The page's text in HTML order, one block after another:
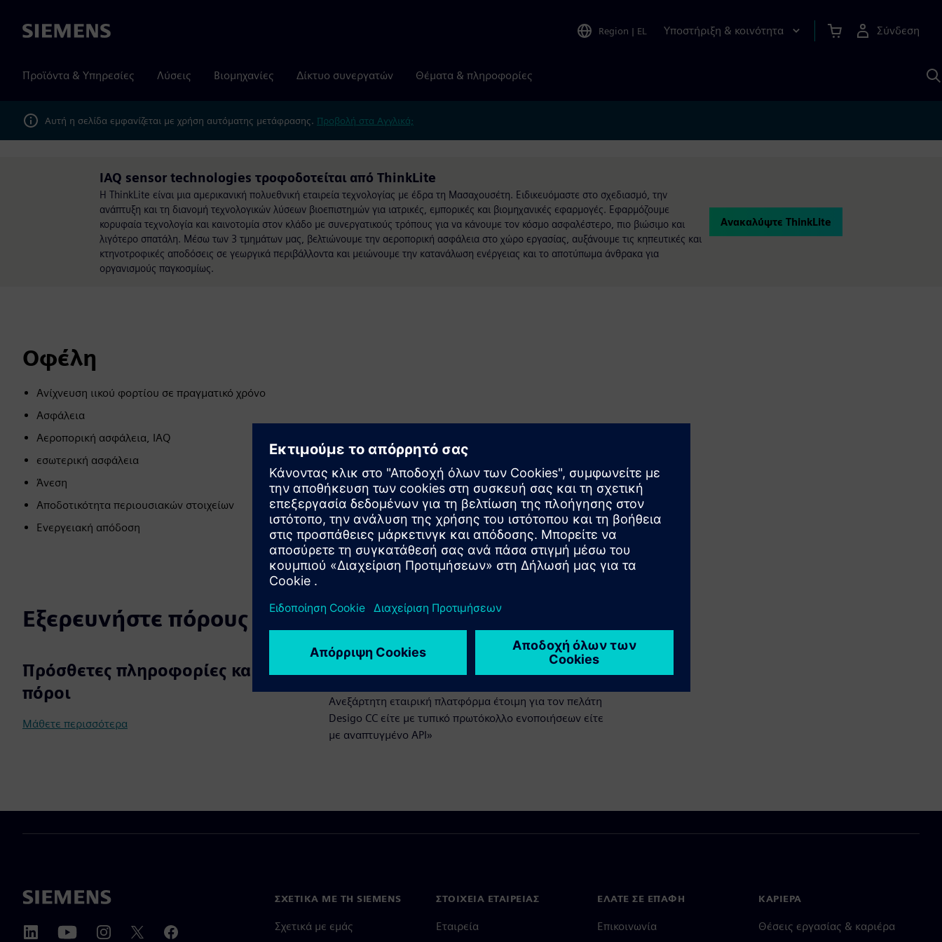
Siemens Region | EL Υποστήριξη & κοινότητα Σύνδεση
Προϊόντα & Υπηρεσίες Λύσεις Βιομηχανίες Δίκτυο συνεργατών Θέματα & πληροφορίες
Αυτή η σελίδα εμφανίζεται με χρήση αυτόματης μετάφρασης. Προβολή στα Αγγλικά;
IAQ sensor technologies τροφοδοτείται από ThinkLite
Η ThinkLite είναι μια αμερικανική πολυεθνική εταιρεία τεχνολογίας με έδρα τη Μασαχουσέτη. Ειδικευόμαστε στο σχεδιασμό, την
ανάπτυξη και τη διανομή τεχνολογικών λύσεων βιοεπιστημών για ιατρικές, εμπορικές και βιομηχανικές εφαρμογές. Εφαρμόζουμε
κορυφαία τεχνολογία και καινοτομία στον κλάδο με συνεργατικούς τρόπους για να κάνουμε τον κόσμο ασφαλέστερο, πιο βιώσιμο και
λιγότερο σπατάλη. Μέσω των 3 τμημάτων μας, βελτιώνουμε την αεροπορική ασφάλεια στο χώρο εργασίας, αυξάνουμε τις κηπευτικές και
κτηνοτροφικές αποδόσεις σε γεωργικά περιβάλλοντα και μειώνουμε την κατανάλωση ενέργειας και το αποτύπωμα άνθρακα για
οργανισμούς παγκοσμίως.
Ανακαλύψτε ThinkLite
Οφέλη
Ανίχνευση ιικού φορτίου σε πραγματικό χρόνο
Ασφάλεια
Αεροπορική ασφάλεια, IAQ
εσωτερική ασφάλεια
Άνεση
Αποδοτικότητα περιουσιακών στοιχείων
Ενεργειακή απόδοση
Εξερευνήστε πόρους και σχετικά προϊόντα
Πρόσθετες πληροφορίες και
πόροι
Μάθετε περισσότερα
Προαπαιτούμενα
Ανεξάρτητη εταιρική πλατφόρμα έτοιμη για τον πελάτη
Desigo CC είτε με τυπικό πρωτόκολλο ενοποιήσεων είτε
με αναπτυγμένο API»
ΣΧΕΤΙΚΆ ΜΕ ΤΗ SIEMENS
Σχετικά με εμάς
ΣΤΟΙΧΕΊΑ ΕΤΑΙΡΕΊΑΣ
Εταιρεία
ΕΛΆΤΕ ΣΕ ΕΠΑΦΉ
Επικοινωνία
ΚΑΡΙΈΡΑ
Θέσεις εργασίας & καριέρα